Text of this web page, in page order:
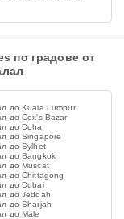
по градове от
до Kuala Lumpur
до Cox's Bazar
до Doha
до Singapore
до Sylhet
до Bangkok
до Muscat
до Chittagong
до Dubai
до Jeddah
до Sharjah
до Male